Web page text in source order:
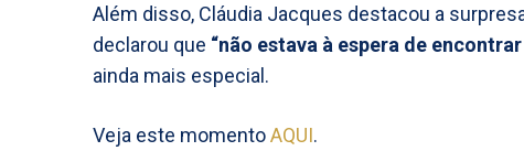
Além disso, Cláudia Jacques destacou a
declarou que “não estava à espera de
ainda mais especial.
Veja este momentoAQUI.